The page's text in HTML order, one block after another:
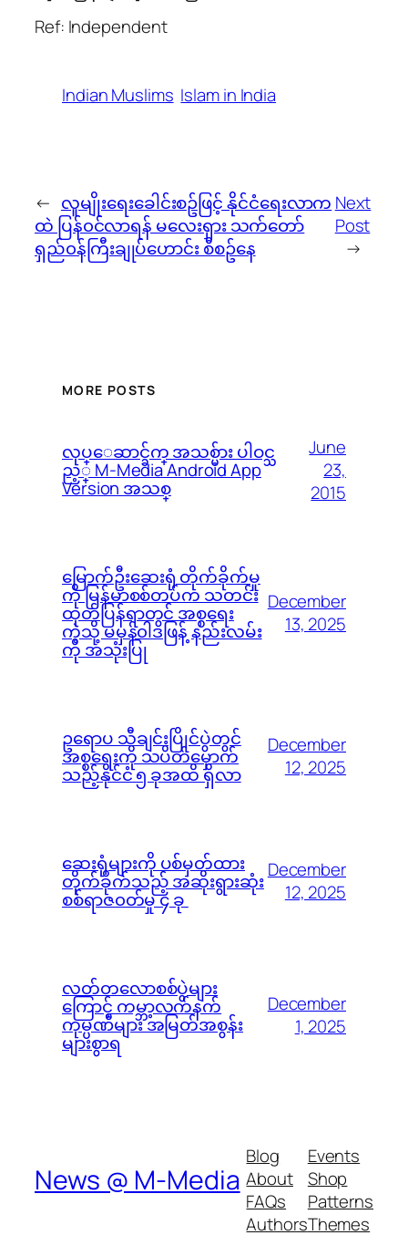
Ref: Independent
Indian Muslims Islam in India
← လူမျိုးရေးခေါင်းစဥ်ဖြင့် နိုင်ငံရေးလာက
ထဲ ပြန်၀င်လာရန် မလေးရှား သက်တော်
ရှည်၀န်ကြီးချုပ်ဟောင်း စီစဥ်နေ
Next
Post
→
MORE POSTS
လုပ္ေဆာင္ခ်က္ အသစ္မ်ား ပါဝင္သ
ည့္ M-Media Android App
Version အသစ္
June
23,
2015
မြောက်ဦးဆေးရုံ တိုက်ခိုက်မှု
ကို မြန်မာစစ်တပ်က သတင်း
ထုတ်ပြန်ရာတွင် အစ္စရေး
ကဲ့သို့ မမှန်၀ါဒဖြန့် နည်းလမ်း
ကို အသုံးပြု
December
13, 2025
ဥရောပ သီချင်းပြိုင်ပွဲတွင်
အစ္စရေးကို သပိတ်မှောက်
သည့်နိုင်ငံ ၅ ခုအထိ ရှိလာ
December
12, 2025
ဆေးရုံများကို ပစ်မှတ်ထား
တိုက်ခိုက်သည့် အဆိုးရွားဆုံး
စစ်ရာဇ၀တ်မှု ၄ ခု
December
12, 2025
လတ်တလောစစ်ပွဲများ
ကြောင့် ကမ္ဘာ့လက်နက်
ကုမ္ပဏီများ အမြတ်အစွန်း
များစွာရ
December
1, 2025
News @ M-Media
Blog
About
FAQs
Authors
Events
Shop
Patterns
Themes